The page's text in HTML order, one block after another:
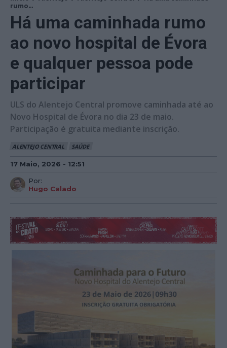
rumo...
Há uma caminhada rumo
ao novo hospital de Évora
e qualquer pessoa pode
participar
ULS do Alentejo Central promove caminhada até ao
Novo Hospital de Évora no dia 23 de maio.
Participação é gratuita mediante inscrição.
ALENTEJO CENTRAL SAÚDE
17 Maio, 2026 - 12:51
Por:
Hugo Calado